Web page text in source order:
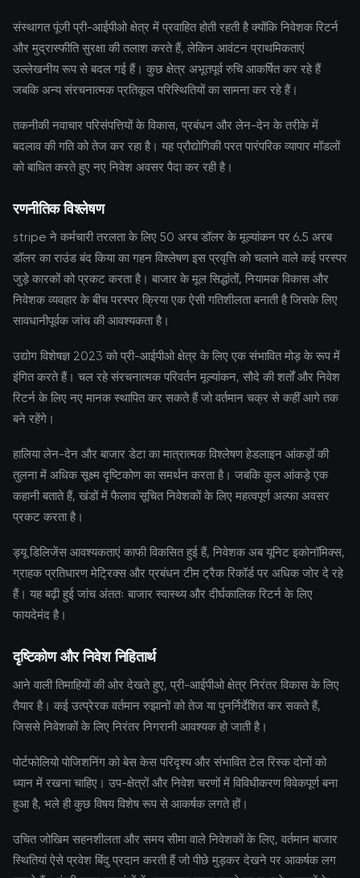
संस्थागत पूंजी प्री-आईपीओ क्षेत्र में प्रवाहित होती रहती है क्योंकि निवेशक रिटर्न
और मुद्रास्फीति सुरक्षा की तलाश करते हैं, लेकिन आवंटन प्राथमिकताएं
उल्लेखनीय रूप से बदल गई हैं। कुछ क्षेत्र अभूतपूर्व रुचि आकर्षित कर रहे हैं
जबकि अन्य संरचनात्मक प्रतिकूल परिस्थितियों का सामना कर रहे हैं।
तकनीकी नवाचार परिसंपत्तियों के विकास, प्रबंधन और लेन-देन के तरीके में
बदलाव की गति को तेज कर रहा है। यह प्रौद्योगिकी परत पारंपरिक व्यापार मॉडलों
को बाधित करते हुए नए निवेश अवसर पैदा कर रही है।
रणनीतिक विश्लेषण
stripe ने कर्मचारी तरलता के लिए 50 अरब डॉलर के मूल्यांकन पर 6.5 अरब
डॉलर का राउंड बंद किया का गहन विश्लेषण इस प्रवृत्ति को चलाने वाले कई परस्पर
जुड़े कारकों को प्रकट करता है। बाजार के मूल सिद्धांतों, नियामक विकास और
निवेशक व्यवहार के बीच परस्पर क्रिया एक ऐसी गतिशीलता बनाती है जिसके लिए
सावधानीपूर्वक जांच की आवश्यकता है।
उद्योग विशेषज्ञ 2023 को प्री-आईपीओ क्षेत्र के लिए एक संभावित मोड़ के रूप में
इंगित करते हैं। चल रहे संरचनात्मक परिवर्तन मूल्यांकन, सौदे की शर्तों और निवेश
रिटर्न के लिए नए मानक स्थापित कर सकते हैं जो वर्तमान चक्र से कहीं आगे तक
बने रहेंगे।
हालिया लेन-देन और बाजार डेटा का मात्रात्मक विश्लेषण हेडलाइन आंकड़ों की
तुलना में अधिक सूक्ष्म दृष्टिकोण का समर्थन करता है। जबकि कुल आंकड़े एक
कहानी बताते हैं, खंडों में फैलाव सूचित निवेशकों के लिए महत्वपूर्ण अल्फा अवसर
प्रकट करता है।
ड्यू डिलिजेंस आवश्यकताएं काफी विकसित हुई हैं, निवेशक अब यूनिट इकोनॉमिक्स,
ग्राहक प्रतिधारण मेट्रिक्स और प्रबंधन टीम ट्रैक रिकॉर्ड पर अधिक जोर दे रहे
हैं। यह बढ़ी हुई जांच अंततः बाजार स्वास्थ्य और दीर्घकालिक रिटर्न के लिए
फायदेमंद है।
दृष्टिकोण और निवेश निहितार्थ
आने वाली तिमाहियों की ओर देखते हुए, प्री-आईपीओ क्षेत्र निरंतर विकास के लिए
तैयार है। कई उत्प्रेरक वर्तमान रुझानों को तेज या पुनर्निर्देशित कर सकते हैं,
जिससे निवेशकों के लिए निरंतर निगरानी आवश्यक हो जाती है।
पोर्टफोलियो पोजिशनिंग को बेस केस परिदृश्य और संभावित टेल रिस्क दोनों को
ध्यान में रखना चाहिए। उप-क्षेत्रों और निवेश चरणों में विविधीकरण विवेकपूर्ण बना
हुआ है, भले ही कुछ विषय विशेष रूप से आकर्षक लगते हों।
उचित जोखिम सहनशीलता और समय सीमा वाले निवेशकों के लिए, वर्तमान बाजार
स्थितियां ऐसे प्रवेश बिंदु प्रदान करती हैं जो पीछे मुड़कर देखने पर आकर्षक लग